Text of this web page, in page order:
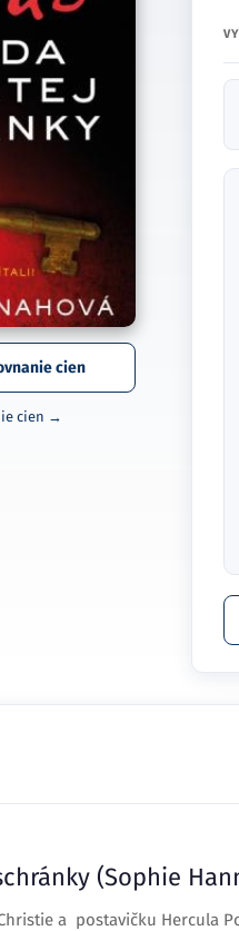
cien
cien →
(Sophie
a postavičku Hercula